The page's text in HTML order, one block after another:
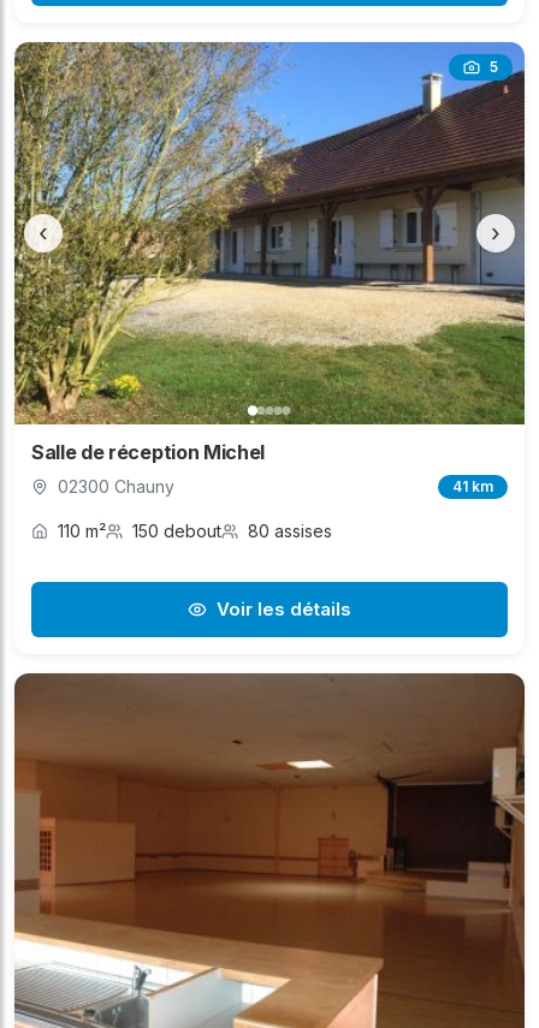
5
‹ ›
Salle de réception Michel
02300 Chauny 41 km
110 m² 150 debout 80 assises
Voir les détails